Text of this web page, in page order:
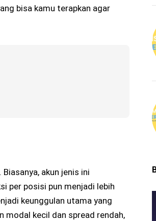
bisa kamu terapkan agar
akun jenis ini
per posisi pun menjadi lebih
keunggulan utama yang
modal kecil dan spread rendah,